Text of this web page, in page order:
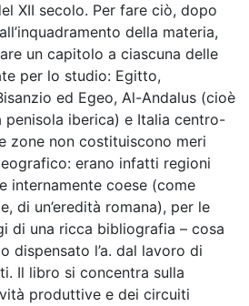
XII secolo. Per fare ciò, dopo
della materia,
un capitolo a ciascuna delle
per lo studio: Egitto,
ed Egeo, Al-Andalus (cioè
penisola iberica) e Italia centro-
zone non costituiscono meri
erano infatti regioni
internamente coese (come
di un’eredità romana), per le
di una ricca bibliografia – cosa
dispensato l’a. dal lavoro di
Il libro si concentra sulla
produttive e dei circuiti